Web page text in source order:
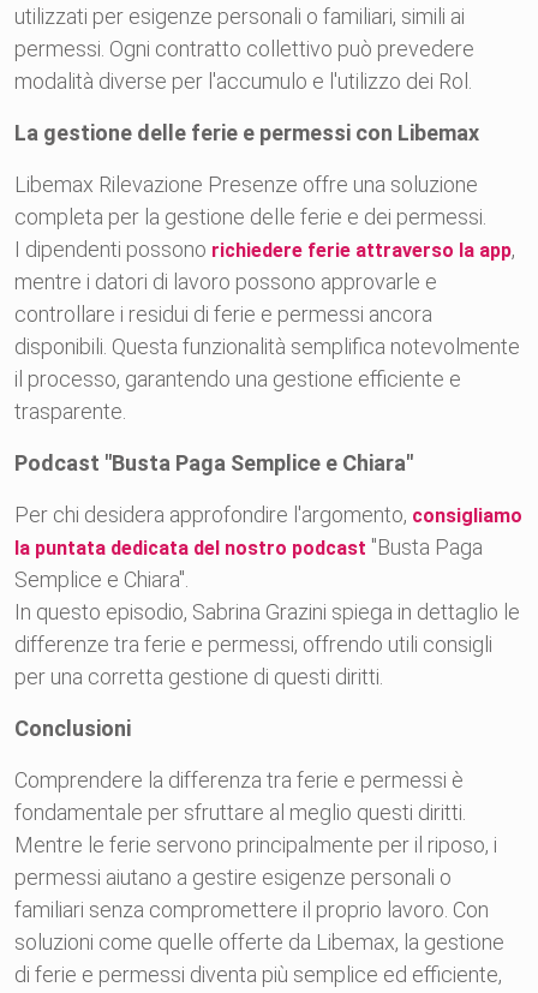
utilizzati per esigenze personali o familiari, simili ai
permessi. Ogni contratto collettivo può prevedere
modalità diverse per l'accumulo e l'utilizzo dei Rol.
La gestione delle ferie e permessi con Libemax
Libemax Rilevazione Presenze offre una soluzione
completa per la gestione delle ferie e dei permessi.
I dipendenti possono richiedere ferie attraverso la app,
mentre i datori di lavoro possono approvarle e
controllare i residui di ferie e permessi ancora
disponibili. Questa funzionalità semplifica notevolmente
il processo, garantendo una gestione efficiente e
trasparente.
Podcast "Busta Paga Semplice e Chiara"
Per chi desidera approfondire l'argomento, consigliamo
la puntata dedicata del nostro podcast "Busta Paga
Semplice e Chiara".
In questo episodio, Sabrina Grazini spiega in dettaglio le
differenze tra ferie e permessi, offrendo utili consigli
per una corretta gestione di questi diritti.
Conclusioni
Comprendere la differenza tra ferie e permessi è
fondamentale per sfruttare al meglio questi diritti.
Mentre le ferie servono principalmente per il riposo, i
permessi aiutano a gestire esigenze personali o
familiari senza compromettere il proprio lavoro. Con
soluzioni come quelle offerte da Libemax, la gestione
di ferie e permessi diventa più semplice ed efficiente,